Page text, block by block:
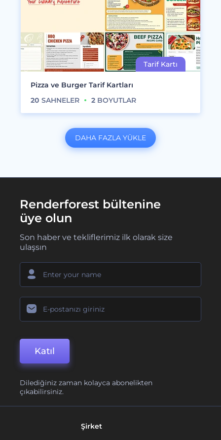
Pizza ve Burger Tarif Kartları
20 SAHNELER 2 BOYUTLAR
DAHA FAZLA YÜKLE
Renderforest bültenine
üye olun
Son haber ve tekliflerimiz ilk olarak size
ulaşsın
Katıl
Dilediğiniz zaman kolayca abonelikten
çıkabilirsiniz.
Şirket